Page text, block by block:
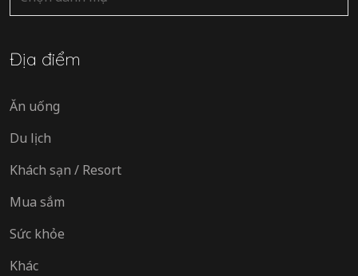
mục
Địa điểm
Ăn uống
Du lịch
Khách sạn / Resort
Mua sắm
Sức khỏe
Khác